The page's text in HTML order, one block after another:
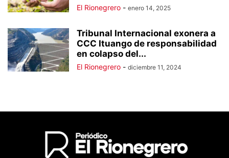
El Rionegrero - enero 14, 2025
Tribunal Internacional exonera a
CCC Ituango de responsabilidad
en colapso del...
El Rionegrero - diciembre 11, 2024